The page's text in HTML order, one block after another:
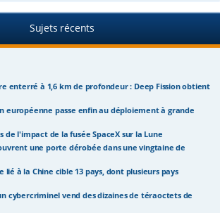
r
Sujets récents
enterré à 1,6 km de profondeur : Deep Fission obtient
européenne passe enfin au déploiement à grande
de l'impact de la fusée SpaceX sur la Lune
une porte dérobée dans une vingtaine de
lié à la Chine cible 13 pays, dont plusieurs pays
cybercriminel vend des dizaines de téraoctets de